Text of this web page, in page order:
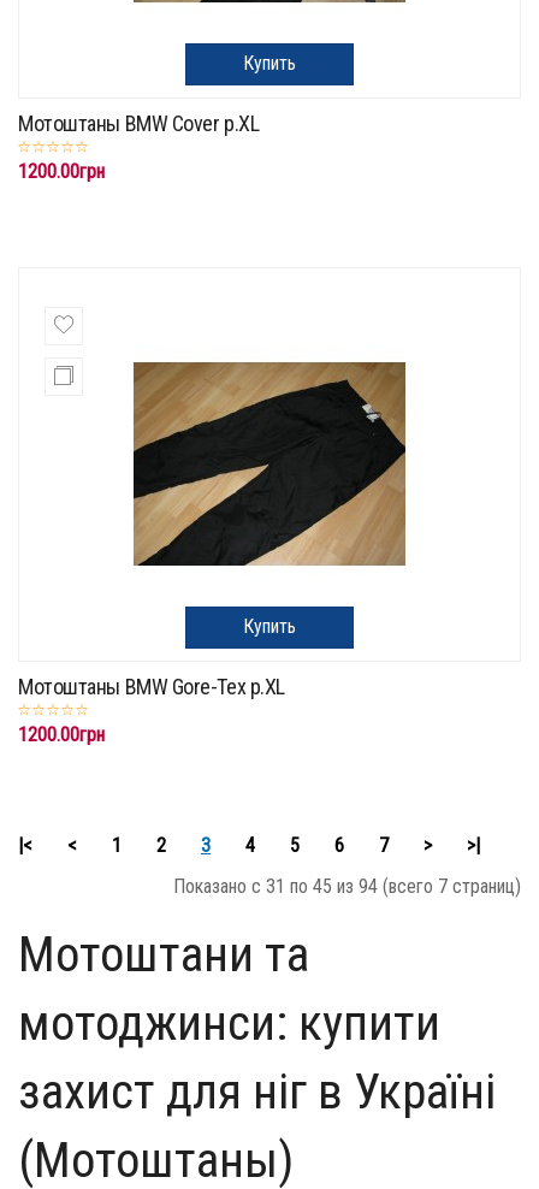
Купить
Мотоштаны BMW Cover p.XL
1200.00грн
Купить
Мотоштаны BMW Gore-Tex p.XL
1200.00грн
|< < 1 2 3 4 5 6 7 >
>|
Показано с 31 по 45 из 94 (всего 7 страниц)
Мотоштани та
мотоджинси: купити
захист для ніг в Україні
(Мотоштаны)